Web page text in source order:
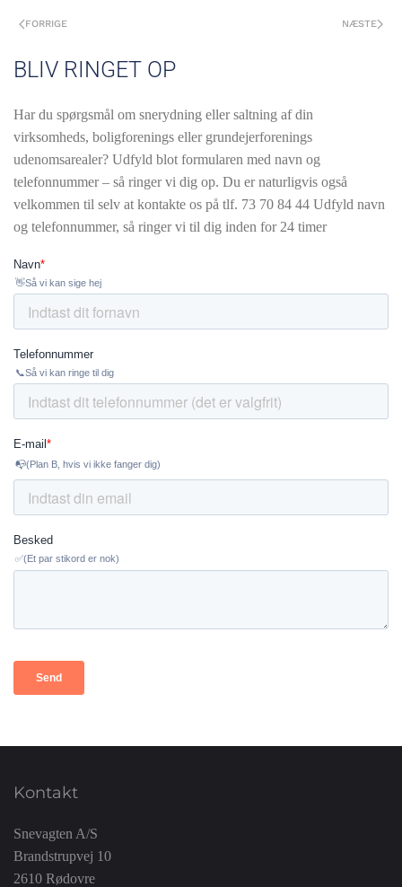
FORRIGE NÆSTE
BLIV RINGET OP
Har du spørgsmål om snerydning eller saltning af din
virksomheds, boligforenings eller grundejerforenings
udenomsarealer? Udfyld blot formularen med navn og
telefonnummer – så ringer vi dig op. Du er naturligvis også
velkommen til selv at kontakte os på tlf. 73 70 84 44 Udfyld navn
og telefonnummer, så ringer vi til dig inden for 24 timer
Kontakt
Snevagten A/S
Brandstrupvej 10
2610 Rødovre